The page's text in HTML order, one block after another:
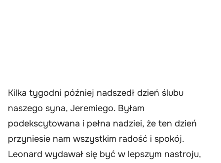
Kilka tygodni później nadszedł dzień ślubu
naszego syna, Jeremiego. Byłam
podekscytowana i pełna nadziei, że ten dzień
przyniesie nam wszystkim radość i spokój.
Leonard wydawał się być w lepszym nastroju,